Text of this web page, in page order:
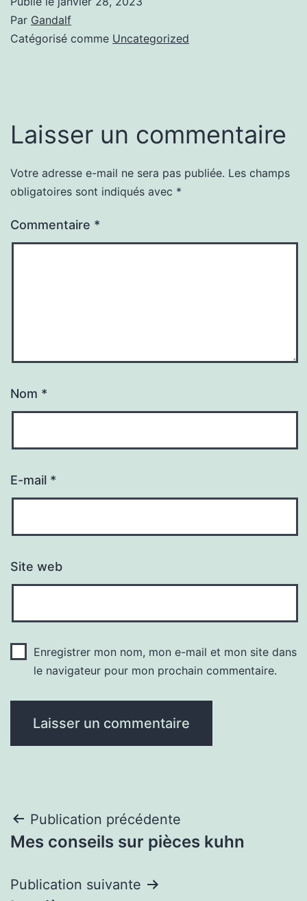
Par Gandalf
Catégorisé comme Uncategorized
Laisser un commentaire
Votre adresse e-mail ne sera pas publiée. Les champs
obligatoires sont indiqués avec *
Commentaire *
Nom *
E-mail *
Site web
Enregistrer mon nom, mon e-mail et mon site dans
le navigateur pour mon prochain commentaire.
Navigation
de
l’article
Publication précédente
Mes conseils sur pièces kuhn
Publication suivante